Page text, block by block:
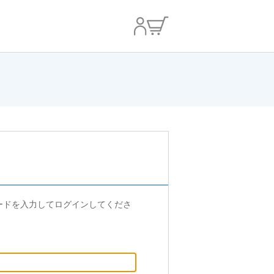
を入力してログインしてくださ